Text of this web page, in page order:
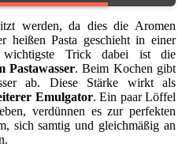
werden, da dies die Aromen
heißen Pasta geschieht in einer
wichtigste Trick dabei ist die
Pastawasser. Beim Kochen gibt
ab. Diese Stärke wirkt als
Emulgator. Ein paar Löffel
verdünnen es zur perfekten
sich samtig und gleichmäßig an